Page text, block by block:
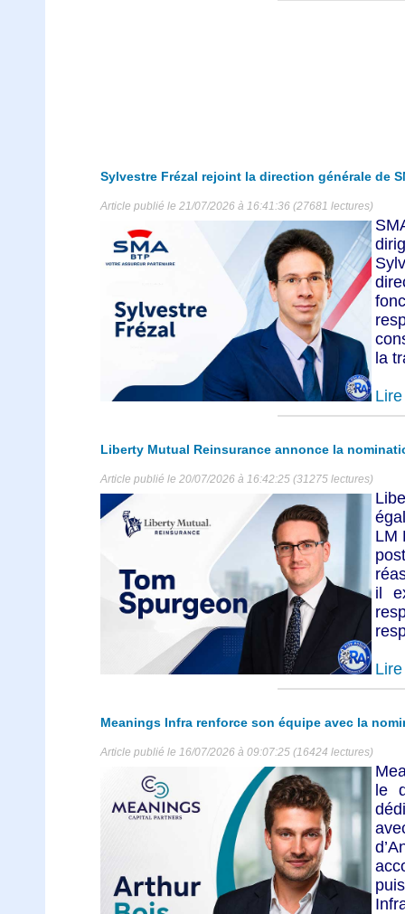
Sylvestre Frézal rejoint la direction générale de
Article publié le 21/07/2026 à 16:41:36 (27681 lectures)
la
Liberty Mutual Reinsurance annonce la
Article publié le 20/07/2026 à 16:42:25 (31275 lectures)
LM
il
Meanings Infra renforce son équipe avec la
Article publié le 16/07/2026 à 09:07:25 (16424 lectures)
le